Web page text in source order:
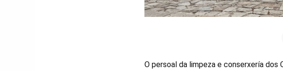
O persoal da limpeza e conserxería dos